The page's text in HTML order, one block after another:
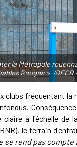
la Métropole
Rouges ». ©FCR
clubs fréquentant la
à l'échelle de
le terrain
se rend pas